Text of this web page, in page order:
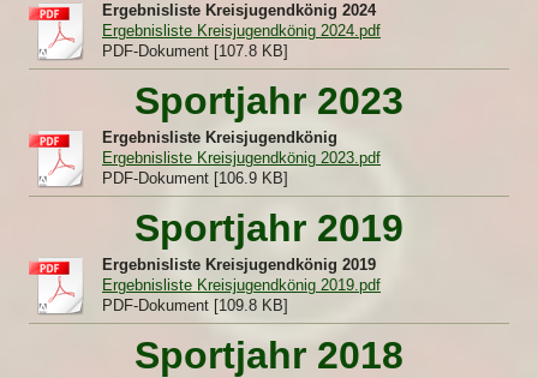
Ergebnisliste Kreisjugendkönig 2024
Ergebnisliste Kreisjugendkönig 2024.pdf
PDF-Dokument [107.8 KB]
Sportjahr 2023
Ergebnisliste Kreisjugendkönig
Ergebnisliste Kreisjugendkönig 2023.pdf
PDF-Dokument [106.9 KB]
Sportjahr 2019
Ergebnisliste Kreisjugendkönig 2019
Ergebnisliste Kreisjugendkönig 2019.pdf
PDF-Dokument [109.8 KB]
Sportjahr 2018